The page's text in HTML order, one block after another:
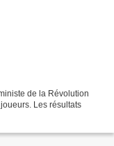
de la Révolution
Les résultats